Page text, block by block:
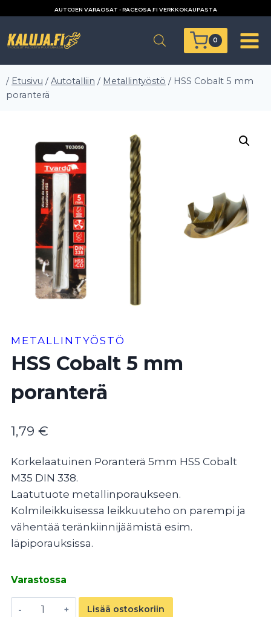
AUTOJEN VARAOSAT - RACEOSA.FI VERKKOKAUPASTA
0
/ Etusivu / Autotalliin / Metallintyöstö / HSS Cobalt 5 mm
poranterä
METALLINTYÖSTÖ
HSS Cobalt 5 mm
poranterä
1,79 €
Korkelaatuinen Poranterä 5mm HSS Cobalt
M35 DIN 338.
Laatutuote metallinporaukseen.
Kolmileikkuisessa leikkuuteho on parempi ja
vähentää teränkiinnijäämistä esim.
läpiporauksissa.
Varastossa
HSS
Lisää ostoskoriin